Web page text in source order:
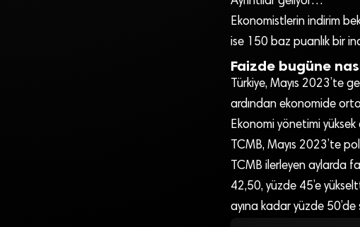
Ekonomistlerin indirim
ise 150 baz puanlık bir
Faizde bugüne
Türkiye, Mayıs 2023’te
ardından ekonomide
Ekonomi yönetimi yüksek
TCMB, Mayıs 2023’te
TCMB ilerleyen aylarda
42,50, yüzde 45’e
ayına kadar yüzde